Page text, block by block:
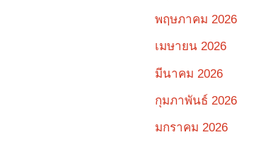
พฤษภาคม 2026
เมษายน 2026
มีนาคม 2026
กุมภาพันธ์ 2026
มกราคม 2026